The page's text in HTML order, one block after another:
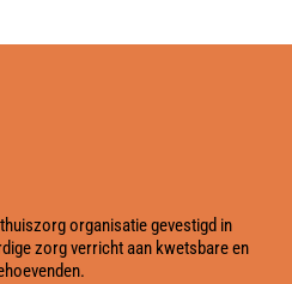
organisatie gevestigd in
zorg verricht aan kwetsbare en